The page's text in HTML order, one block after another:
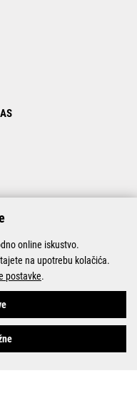
online iskustvo.
na upotrebu kolačića.
postavke.